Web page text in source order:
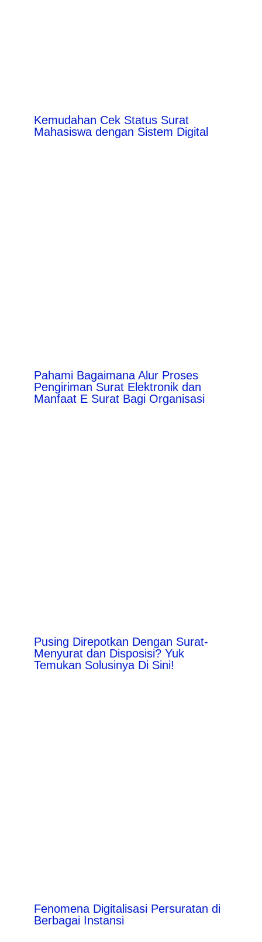
Kemudahan Cek Status Surat
Mahasiswa dengan Sistem Digital
Pahami Bagaimana Alur Proses
Pengiriman Surat Elektronik dan
Manfaat E Surat Bagi Organisasi
Pusing Direpotkan Dengan Surat-
Menyurat dan Disposisi? Yuk
Temukan Solusinya Di Sini!
Fenomena Digitalisasi Persuratan di
Berbagai Instansi